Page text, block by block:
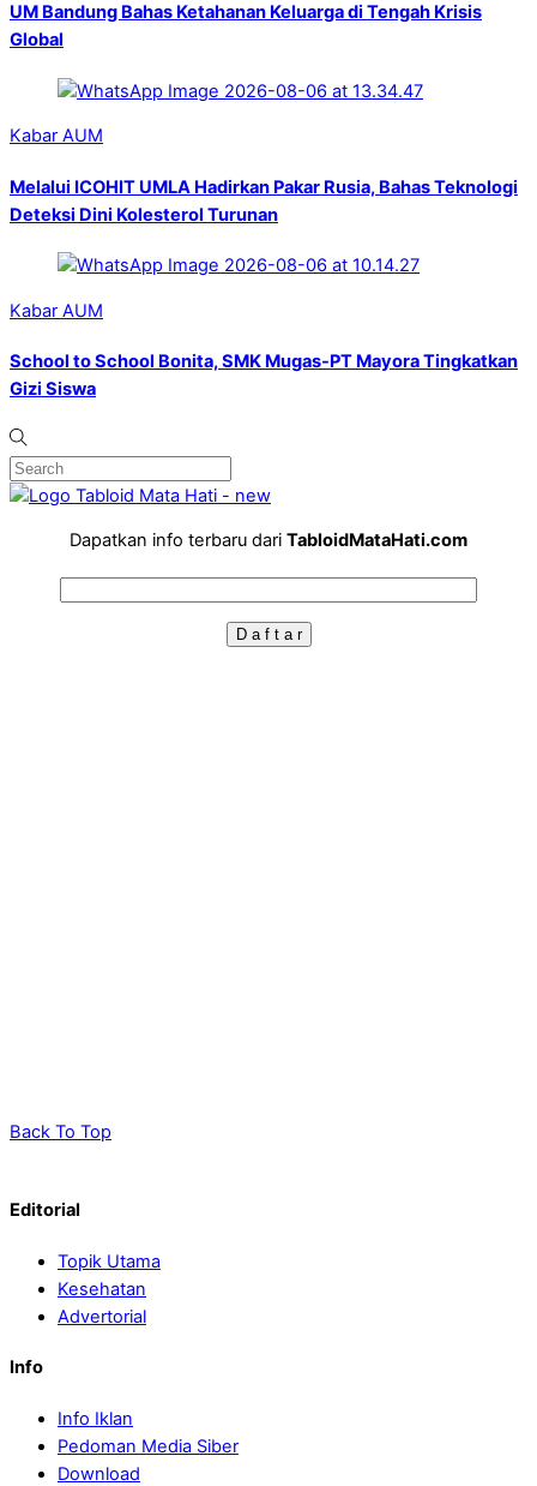
UM Bandung Bahas Ketahanan Keluarga di Tengah Krisis
Global
Kabar AUM
Melalui ICOHIT UMLA Hadirkan Pakar Rusia, Bahas Teknologi
Deteksi Dini Kolesterol Turunan
Kabar AUM
School to School Bonita, SMK Mugas-PT Mayora Tingkatkan
Gizi Siswa
Dapatkan info terbaru dari TabloidMataHati.com
Back To Top
Editorial
Topik Utama
Kesehatan
Advertorial
Info
Info Iklan
Pedoman Media Siber
Download